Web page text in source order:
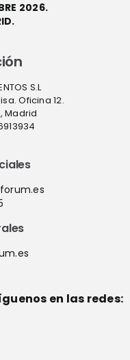
2026.
S.L
Oficina 12.
Madrid
en las redes: